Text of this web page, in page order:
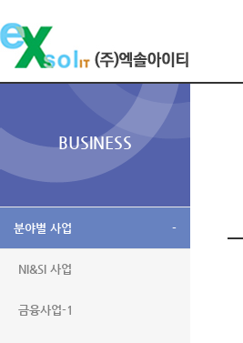
BUSINESS
분야별 사업 -
NI&SI 사업
금융사업-1